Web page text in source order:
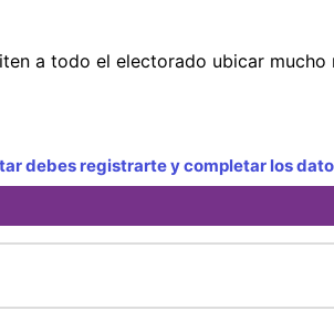
a todo el electorado ubicar
debes registrarte y completar los